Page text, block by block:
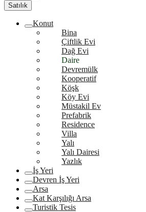
Satılık
Konut
Bina
Çiftlik Evi
Dağ Evi
Daire
Devremülk
Kooperatif
Köşk
Köy Evi
Müstakil Ev
Prefabrik
Residence
Villa
Yalı
Yalı Dairesi
Yazlık
İş Yeri
Devren İş Yeri
Arsa
Kat Karşılığı Arsa
Turistik Tesis